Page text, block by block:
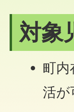
対象
町内
活が